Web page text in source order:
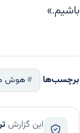
باشیم.»
برچسب‌ها هوش
این گزارش